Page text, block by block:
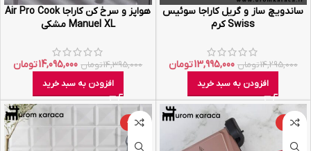
ساندویچ ساز و گریل کاراجا سوئیس
Swiss کرم
14,295,000تومان 13,995,000تومان
افزودن به سبد خرید
هواپز و سرخ کن کاراجا Air Pro Cook
Manuel XL مشکی
14,395,000تومان 14,095,000تومان
افزودن به سبد خرید
-19%
-27%